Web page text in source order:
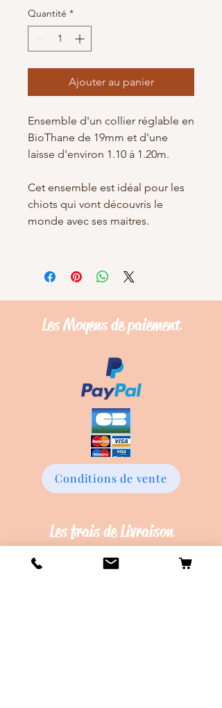
Quantité *
Ajouter au panier
Ensemble d'un collier réglable en
BioThane de 19mm et d'une
laisse d'environ 1.10 à 1.20m.
Cet ensemble est idéal pour les
chiots qui vont découvris le
monde avec ses maitres.
Les Moyens depaiement
Conditions de vente
Les frais de Livraison
Livraison en Point Relay offerte dès